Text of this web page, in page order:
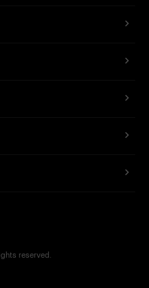
reserved.